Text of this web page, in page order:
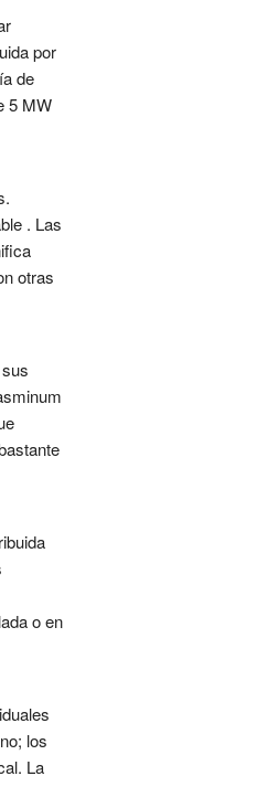
por
de
5 MW
. Las
otras
o en
los
La